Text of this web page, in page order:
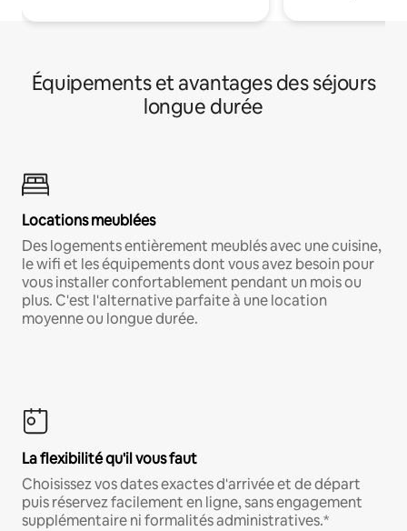
Équipements et avantages des séjours
longue durée
Locations meublées
Des logements entièrement meublés avec une cuisine,
le wifi et les équipements dont vous avez besoin pour
vous installer confortablement pendant un mois ou
plus. C'est l'alternative parfaite à une location
moyenne ou longue durée.
La flexibilité qu'il vous faut
Choisissez vos dates exactes d'arrivée et de départ
puis réservez facilement en ligne, sans engagement
supplémentaire ni formalités administratives.*